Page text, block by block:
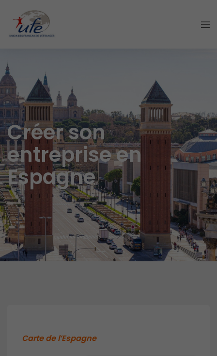
Créer son
entreprise en
Espagne
Carte de l’Espagne